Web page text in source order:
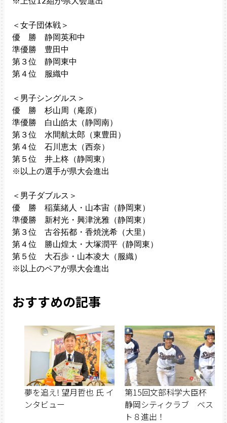
＜女子団体戦＞
優　勝　静岡英和中
準優勝　豊田中
第３位　静岡東中
第４位　服織中
＜男子シングルス＞
優　勝　杉山周（庵原）
準優勝　白山皓太（静岡南）
第３位　水間航太郎（東豊田）
第４位　石川恵太（西奈）
第５位　井上柊（静岡東）
※以上の選手が県大会進出
＜男子ダブルス＞
優　勝　稲葉緒人・山本宙（静岡東）
準優勝　新村光・興津洸雅（静岡東）
第３位　古谷拓都・香焼洸希（大里）
第４位　勝山煌太・大塚潤平（静岡東）
第５位　大石歩・山本凌大（服織）
※以上のペアが県大会進出
おすすめの記事
夢を追え! 望月哲也 氏 イ
ンタビュー
第15回文部科学大臣杯
静岡シティクラブ ベス
ト８進出！